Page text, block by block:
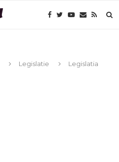
Legislatie
Legislatia